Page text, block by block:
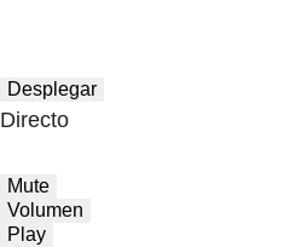
Desplegar
Directo
Mute
Volumen
Play